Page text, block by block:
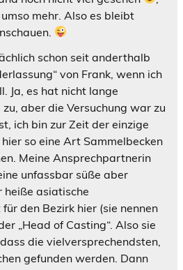
mehr. Also es bleibt
schon seit anderthalb
von Frank, wenn ich
Ja, es hat nicht lange
aber die Versuchung war zu
ich bin zur Zeit der einzige
so eine Art Sammelbecken
Meine Ansprechpartnerin
unfassbar süße aber
asiatische
den Bezirk hier (sie nennen
„Head of Casting“. Also sie
die vielversprechendsten,
gefunden werden. Dann